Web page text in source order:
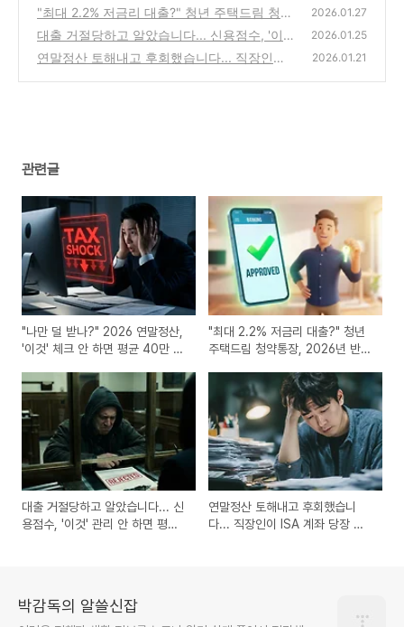
하면 평균 40만 원 손해 봅니다
(0)
"최대 2.2% 저금리 대출?" 청년 주택드림 청약
통장, 2026년 반드시 갈아타야 할 이유
(0)
2026.01.27
대출 거절당하고 알았습니다... 신용점수, '이
것' 관리 안 하면 평생 이자 폭탄 맞습니다
2026.01.25
연말정산 토해내고 후회했습니다... 직장인이 I
2026.01.21
관련글
"나만 덜 받나?" 2026 연말정산,
'이것' 체크 안 하면 평균 40만 원
"최대 2.2% 저금리 대출?" 청년
주택드림 청약통장, 2026년 반드
대출 거절당하고 알았습니다... 신
용점수, '이것' 관리 안 하면 평생
연말정산 토해내고 후회했습니
다... 직장인이 ISA 계좌 당장 만
박감독의 알쓸신잡